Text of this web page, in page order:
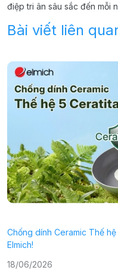
điệp tri ân sâu sắc đến mỗi
Bài viết liên
Chống dính Ceramic Thế
Elmich!
18/06/2026